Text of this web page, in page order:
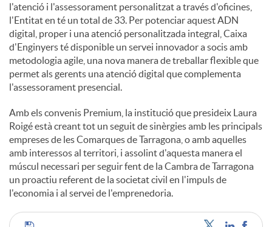
l'atenció i l'assessorament personalitzat a través d'oficines,
l'Entitat en té un total de 33. Per potenciar aquest ADN
digital, proper i una atenció personalitzada integral, Caixa
d'Enginyers té disponible un servei innovador a socis amb
metodologia agile, una nova manera de treballar flexible que
permet als gerents una atenció digital que complementa
l'assessorament presencial.
Amb els convenis Premium, la institució que presideix Laura
Roigé està creant tot un seguit de sinèrgies amb les principals
empreses de les Comarques de Tarragona, o amb aquelles
amb interessos al territori, i assolint d'aquesta manera el
múscul necessari per seguir fent de la Cambra de Tarragona
un proactiu referent de la societat civil en l'impuls de
l'economia i al servei de l'emprenedoria.